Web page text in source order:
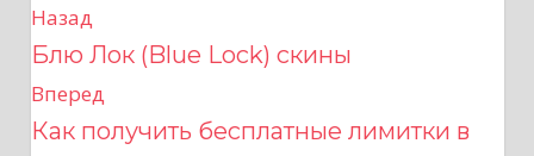
Н
а
в
Назад
Блю Лок (Blue Lock) скины
Вперед
Как получить бесплатные лимитки в